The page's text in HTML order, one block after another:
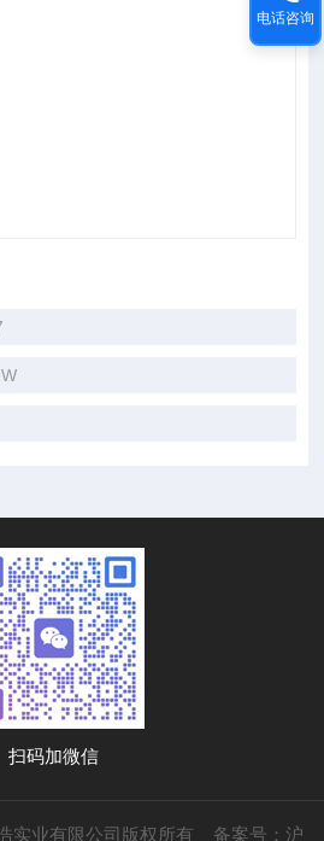
扫码加微信
实业有限公司版权所有 备案号：沪
电话咨询